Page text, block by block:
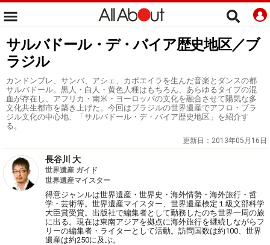
サルバドール・デ・バイア歴史地区／ブ
ラジル
カンドンブレ、サンバ、アシェ、カポエイラを生んだ音楽とダンスの都
サルバドール。黒人・白人・黄色人種はもちろん、あらゆるタイプの混
血が存在し、アフリカ・南米・ヨーロッパの文化を融合させて陽気な多
文化共生都市を築き上げた。今回はブラジルの世界遺産でアフロ・ブラ
ジル文化の中心地、「サルバドール・デ・バイア歴史地区」を紹介す
る。
更新日： 2013年05月16日
長谷川 大
世界遺産 ガイド
世界遺産マイスター
得意ジャンルは世界遺産・世界史・海外情勢・海外旅行・哲
学・芸術等。世界遺産マイスター、世界遺産検定１級文部科学
大臣賞受賞。出版社で編集者として勤務したのち世界一周の旅
に出る。現在は東南アジアを拠点に海外旅行を継続しながらフ
リーの編集者・ライターとして活動。訪問国数は約100、世界
遺産は約250に及ぶ。